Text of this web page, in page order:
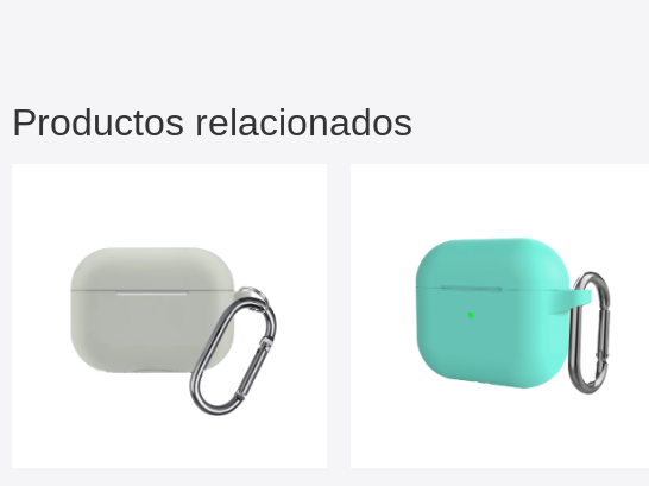
Productos relacionados